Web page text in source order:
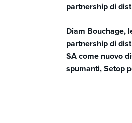
partnership di
Diam Bouchage,
partnership di
SA come nuovo
spumanti, Setop